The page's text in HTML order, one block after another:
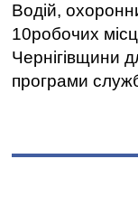
Водій,
10робочих
Чернігівщини
програми